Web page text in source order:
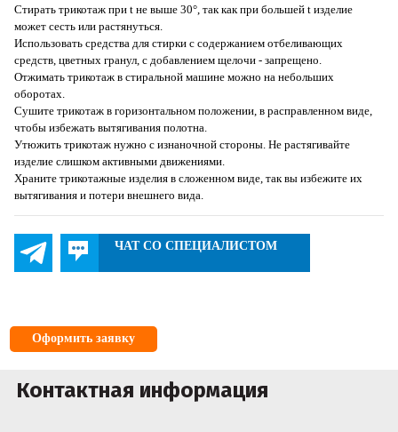
Стирать трикотаж при t не выше 30°, так как при большей t изделие
может сесть или растянуться.
Использовать средства для стирки с содержанием отбеливающих
средств, цветных гранул, с добавлением щелочи - запрещено.
Отжимать трикотаж в стиральной машине можно на небольших
оборотах.
Сушите трикотаж в горизонтальном положении, в расправленном виде,
чтобы избежать вытягивания полотна.
Утюжить трикотаж нужно с изнаночной стороны. Не растягивайте
изделие слишком активными движениями.
Храните трикотажные изделия в сложенном виде, так вы избежите их
вытягивания и потери внешнего вида.
ЧАТ СО СПЕЦИАЛИСТОМ
Оформить заявку
Контактная информация